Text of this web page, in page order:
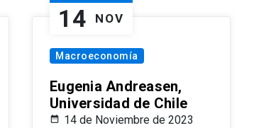
14 NOV
Macroeconomía
Eugenia Andreasen,
Universidad de Chile
14 de Noviembre de 2023